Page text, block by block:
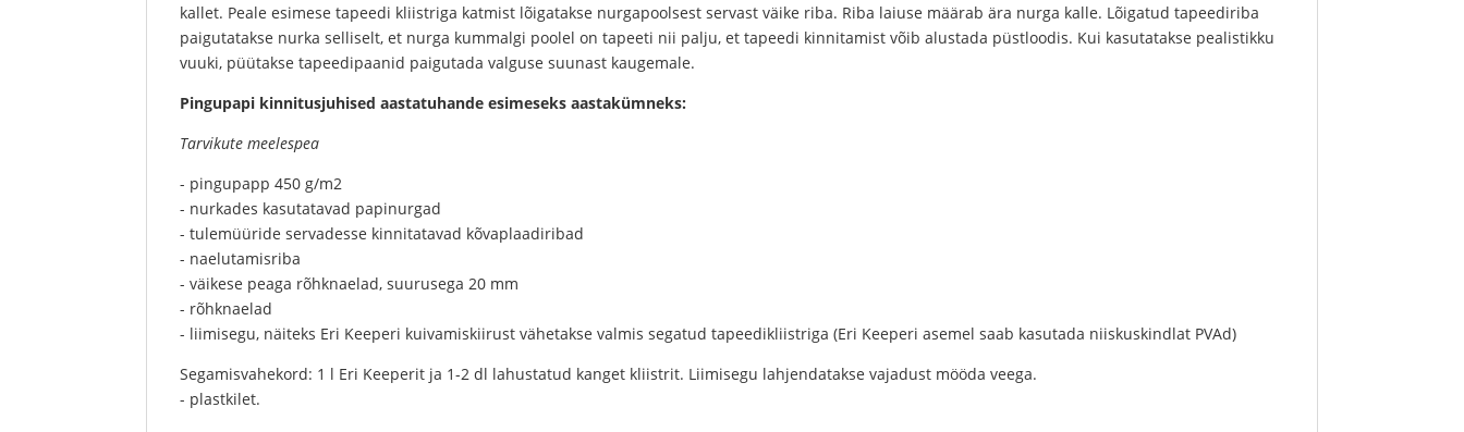
kallet. Peale esimese tapeedi kliistriga katmist lõigatakse nurgapoolsest servast väike riba. Riba laiuse määrab ära nurga kalle. Lõigatud tapeediriba
paigutatakse nurka selliselt, et nurga kummalgi poolel on tapeeti nii palju, et tapeedi kinnitamist võib alustada püstloodis. Kui kasutatakse pealistikku
vuuki, püütakse tapeedipaanid paigutada valguse suunast kaugemale.
Pingupapi kinnitusjuhised aastatuhande esimeseks aastakümneks:
Tarvikute meelespea
- pingupapp 450 g/m2
- nurkades kasutatavad papinurgad
- tulemüüride servadesse kinnitatavad kõvaplaadiribad
- naelutamisriba
- väikese peaga rõhknaelad, suurusega 20 mm
- rõhknaelad
- liimisegu, näiteks Eri Keeperi kuivamiskiirust vähetakse valmis segatud tapeedikliistriga (Eri Keeperi asemel saab kasutada niiskuskindlat PVAd)
Segamisvahekord: 1 l Eri Keeperit ja 1-2 dl lahustatud kanget kliistrit. Liimisegu lahjendatakse vajadust mööda veega.
- plastkilet.